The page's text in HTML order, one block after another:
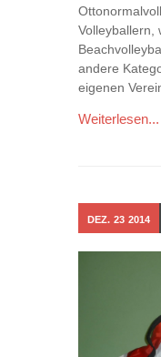
Volleyballern,
andere
eigenen
DEZ. 23 2014